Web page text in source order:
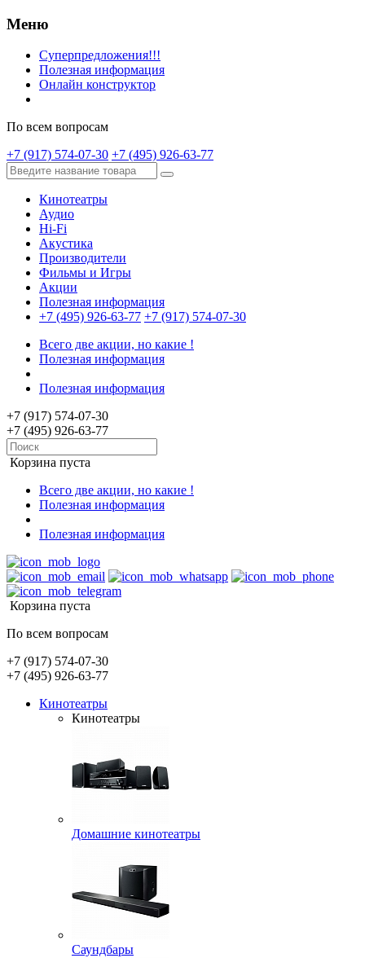
Меню
Суперпредложения!!!
Полезная информация
Онлайн конструктор
По всем вопросам
+7 (917) 574-07-30 +7 (495) 926-63-77
Кинотеатры
Аудио
Hi-Fi
Акустика
Производители
Фильмы и Игры
Акции
Полезная информация
+7 (495) 926-63-77 +7 (917) 574-07-30
Всего две акции, но какие !
Полезная информация
Полезная информация
+7 (917) 574-07-30
+7 (495) 926-63-77
Корзина пуста
Всего две акции, но какие !
Полезная информация
Полезная информация
Корзина пуста
По всем вопросам
+7 (917) 574-07-30
+7 (495) 926-63-77
Кинотеатры
Кинотеатры
Домашние кинотеатры
Саундбары